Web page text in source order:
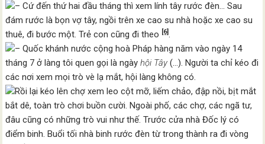
– Cứ đến thứ hai đầu tháng thì xem lính tây rước đèn… Sau
đám rước là bọn vợ tây, ngồi trên xe cao su nhà hoặc xe cao su
thuê, đi bước một. Trẻ con cũng đi theo
[6].
– Quốc khánh nước cộng hoà Pháp hàng năm vào ngày 14
tháng 7 ở làng tôi quen gọi là ngàyhội Tây (…). Người ta chỉ kéo đi
các nơi xem mọi trò vè lạ mắt, hội làng không có.
Rồi lại kéo lên chợ xem leo cột mỡ, liếm chảo, đập nồi, bịt mắt
bắt dê, toàn trò chơi buồn cười. Ngoài phố, các chợ, các ngã tư,
đâu cũng có những trò vui như thế. Trước cửa nhà Đốc lý có
điểm binh. Buổi tối nhà binh rước đèn từ trong thành ra đi vòng